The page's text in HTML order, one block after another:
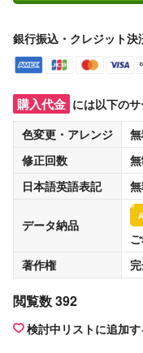
銀行振込・クレジット決
購入代金 には以下の
色変更・アレンジ
修正回数
日本語英語表記
データ納品
著作権
閲覧数 392
検討中リストに追加す